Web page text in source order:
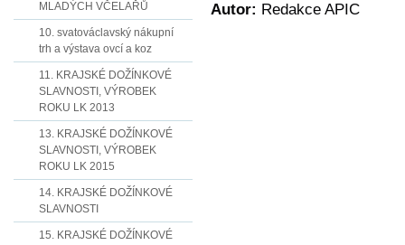
Autor: Redakce APIC
MLADÝCH VČELAŘŮ
10. svatováclavský nákupní
trh a výstava ovcí a koz
11. KRAJSKÉ DOŽÍNKOVÉ
SLAVNOSTI, VÝROBEK
ROKU LK 2013
13. KRAJSKÉ DOŽÍNKOVÉ
SLAVNOSTI, VÝROBEK
ROKU LK 2015
14. KRAJSKÉ DOŽÍNKOVÉ
SLAVNOSTI
15. KRAJSKÉ DOŽÍNKOVÉ